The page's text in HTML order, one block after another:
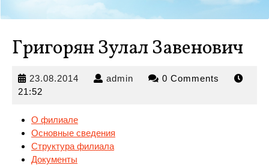
Григорян Зулал Завенович
23.08.2014 23.08.2014
admin admin 0 Comments
21:52
О филиале
Основные сведения
Структура филиала
Документы